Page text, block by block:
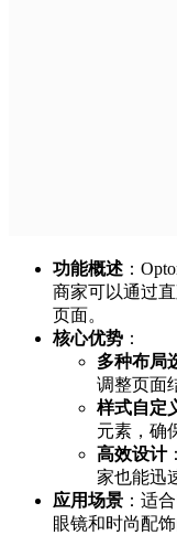
功能概述 ：
商家可以通过
页面。
核心优势 ：
多种布局
调整页面
样式自定
元素，确
高效设计
家也能迅
应用场景 ：适
眼镜和时尚配